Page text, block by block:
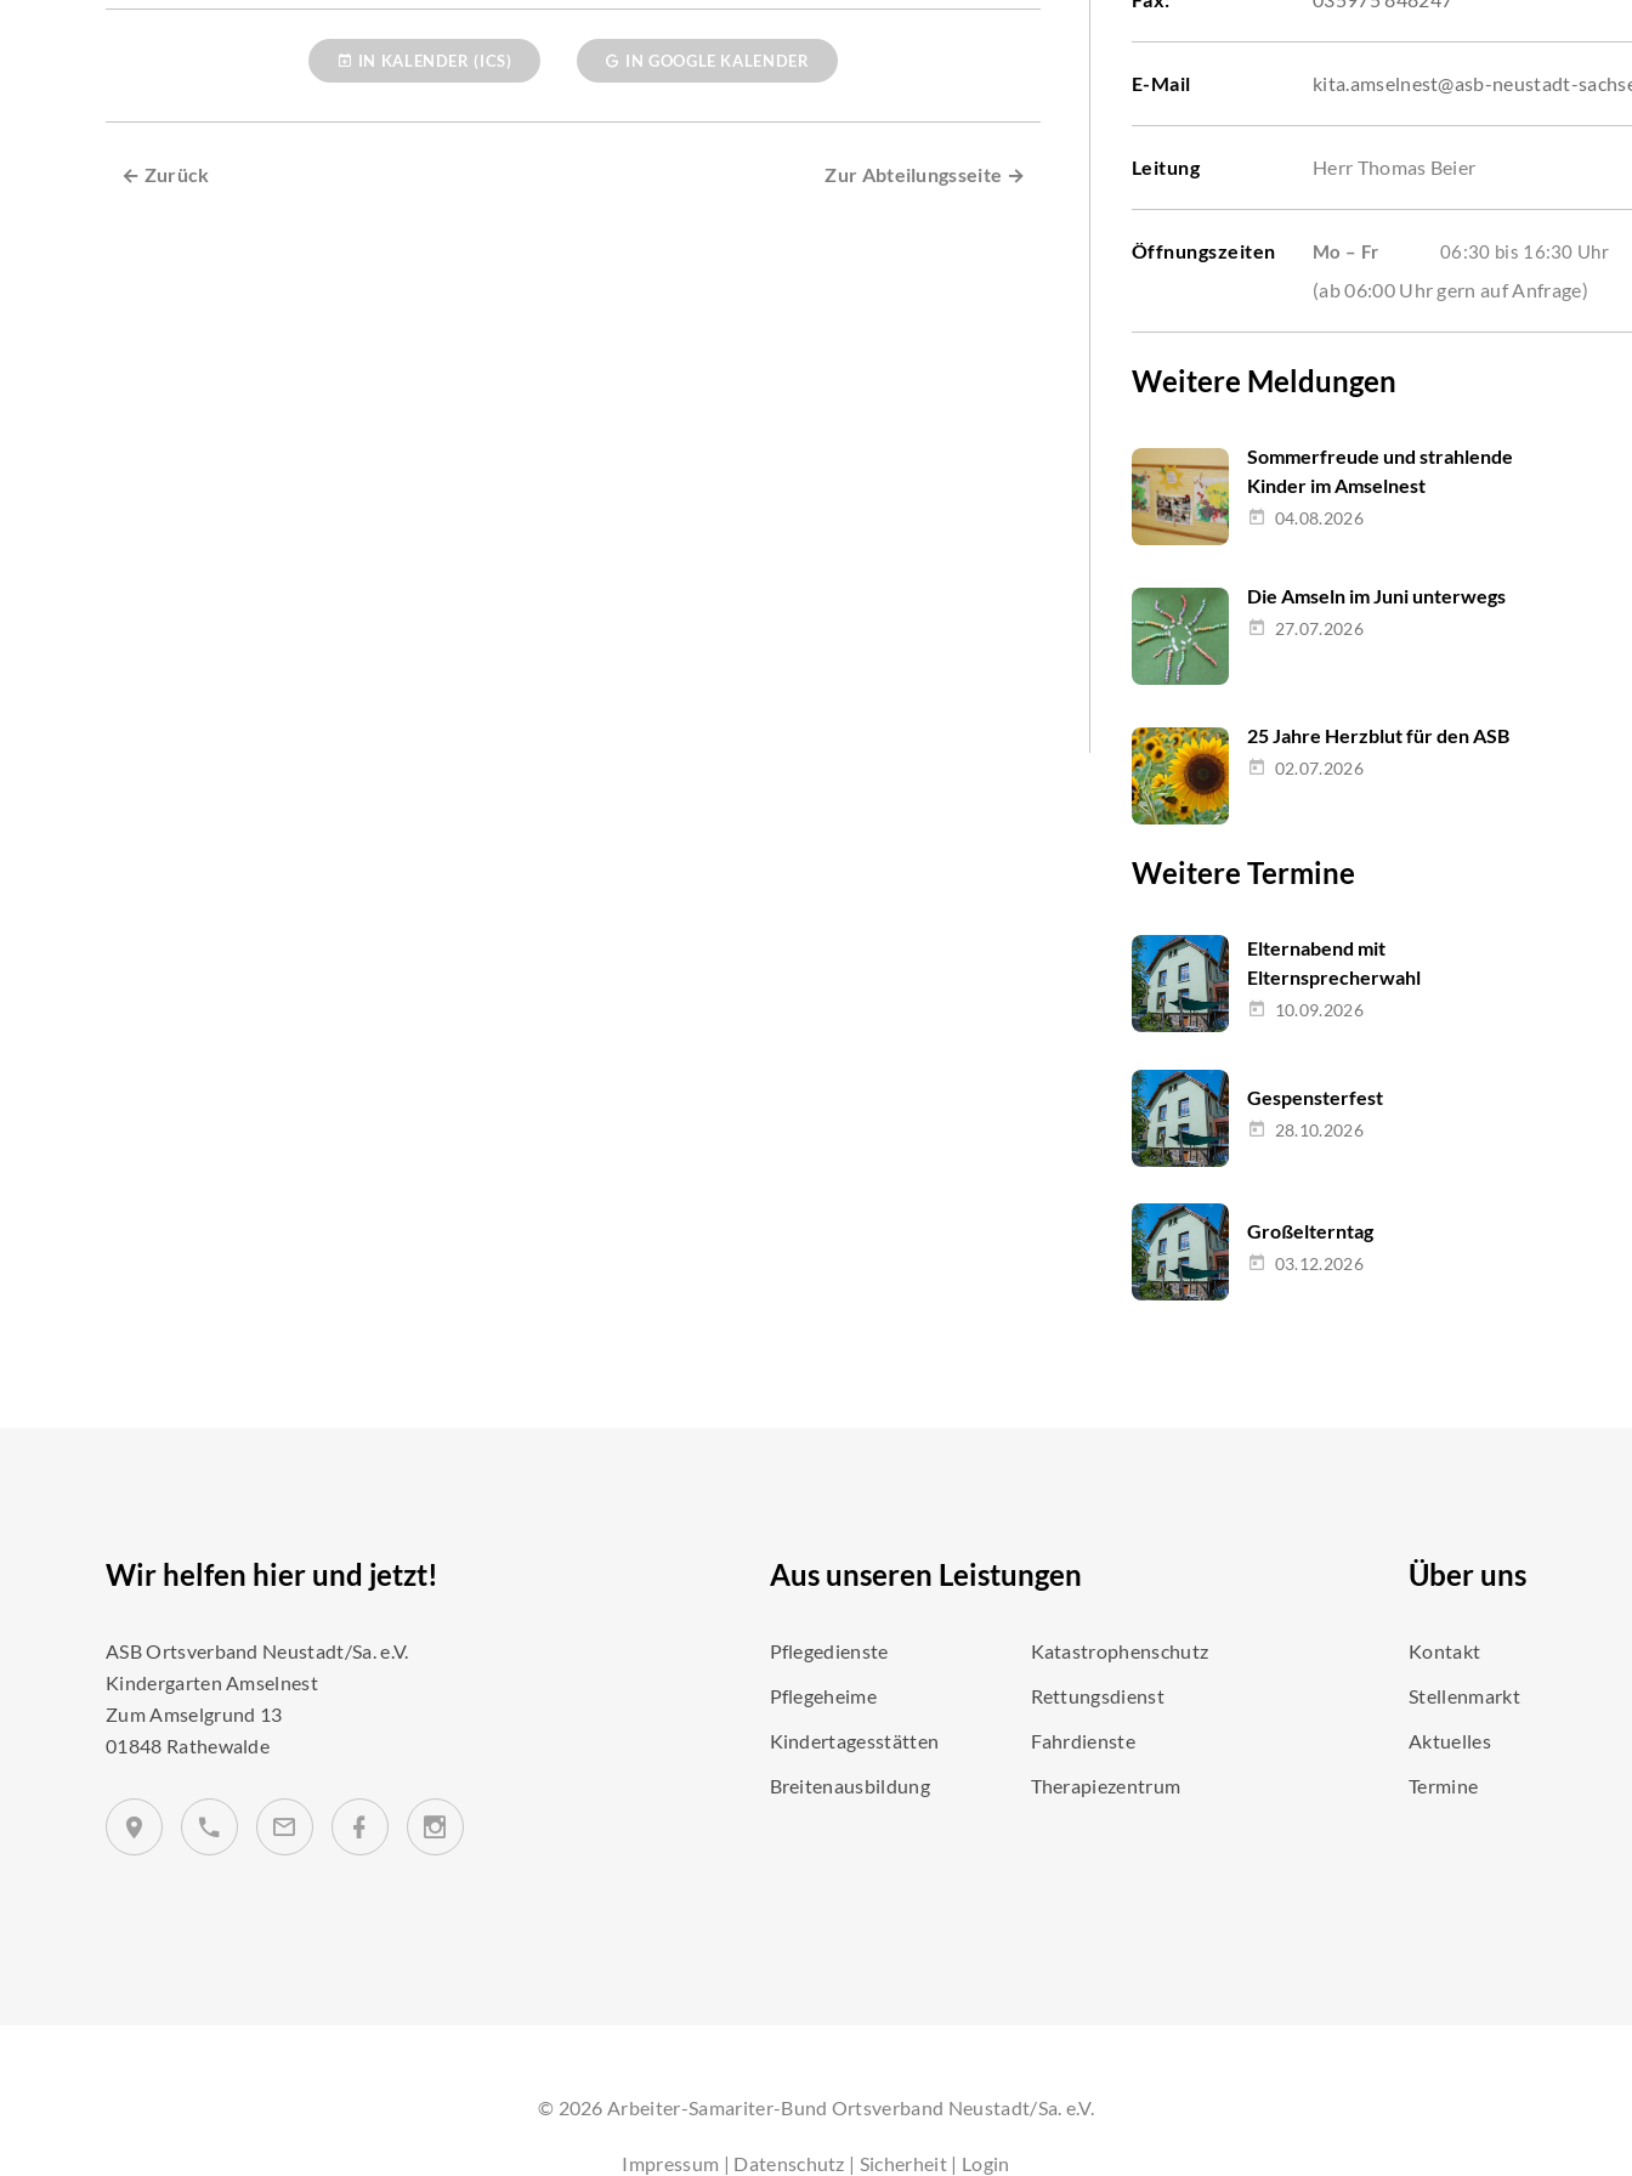
E-Mail kita.amselnest@asb-neustadt-
Leitung Herr Thomas Beier
Öffnungszeiten Mo – Fr 06:30 bis 16:30 Uhr
(ab 06:00 Uhr gern auf Anfrage)
Weitere Meldungen
Sommerfreude und strahlende
Kinder im Amselnest
04.08.2026
Die Amseln im Juni unterwegs
27.07.2026
25 Jahre Herzblut für den ASB
02.07.2026
Weitere Termine
Elternabend mit
Elternsprecherwahl
10.09.2026
Gespensterfest
28.10.2026
Großelterntag
03.12.2026
IN KALENDER (ICS) IN GOOGLE KALENDER
← Zurück Zur Abteilungsseite →
Wir helfen hier und jetzt!
ASB Ortsverband Neustadt/Sa. e.V.
Kindergarten Amselnest
Zum Amselgrund 13
01848 Rathewalde
Aus unseren Leistungen
Pflegedienste
Pflegeheime
Kindertagesstätten
Breitenausbildung
Katastrophenschutz
Rettungsdienst
Fahrdienste
Therapiezentrum
Über uns
Kontakt
Stellenmarkt
Aktuelles
Termine
© 2026 Arbeiter-Samariter-Bund Ortsverband Neustadt/Sa. e.V.
Impressum | Datenschutz | Sicherheit | Login